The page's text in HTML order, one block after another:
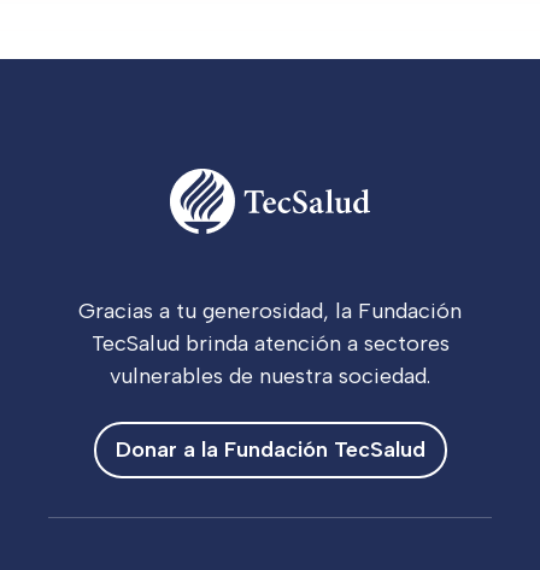
Gracias a tu generosidad, la Fundación
TecSalud brinda atención a sectores
vulnerables de nuestra sociedad.
Donar a la Fundación TecSalud